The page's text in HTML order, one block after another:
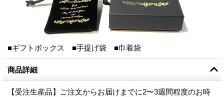
■ギフトボックス ■手提げ袋 ■巾着袋
商品詳細
【受注生産品】ご注文からお届けまでに2〜3週間程度のお時